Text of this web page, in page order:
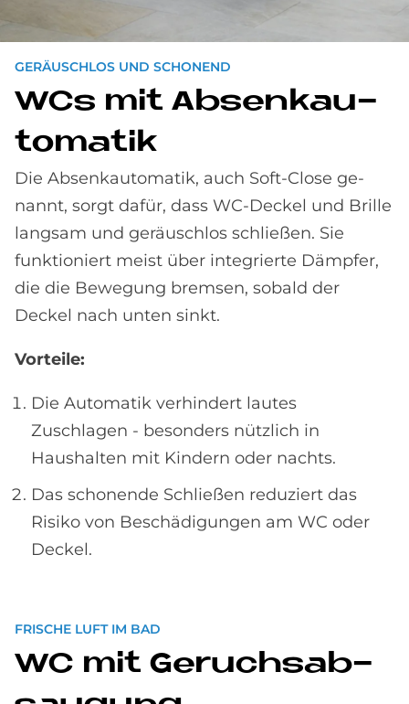
GERÄUSCHLOS UND SCHONEND
WCs mit Ab­senk­au­
to­ma­tik
Die Absenkautomatik, auch Soft-Close ge­
nannt, sorgt dafür, dass WC-Deckel und Brille
lang­sam und geräusch­los schließen. Sie
funktioniert meist über inte­grierte Dämpfer,
die die Be­wegung brem­sen, so­bald der
Deckel nach unten sinkt.
Vorteile:
Die Automatik verhindert lautes
Zuschlagen - besonders nützlich in
Haushalten mit Kindern oder nachts.
Das schonende Schließen reduziert das
Risiko von Be­schädi­gungen am WC oder
Deckel.
FRISCHE LUFT IM BAD
WC mit Ge­ruchs­ab­